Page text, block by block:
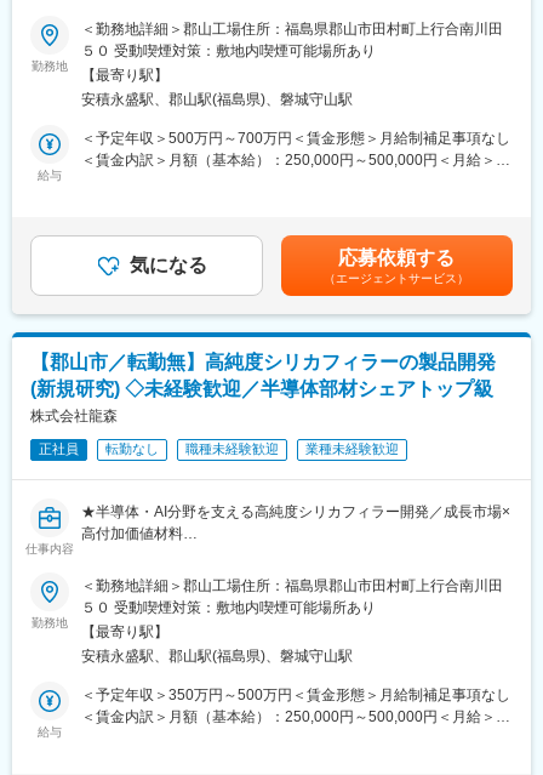
実力を正当に評価する風土があり、積極的な取り組みがキャリア
アップに直結します。入社3年で所長に昇格した実績もあります。
■ワークライフバランスを大切にする文化
を提供しています。さらに、家族手当や退職金制度など、充実し
た福利厚生を整え、社員が安心して長期的なキャリアを築けるよ
・日本のパイプハウス専業メーカーのパイオニアとして、農業の
大規模化に貢献してきました。今後も先進の営農サービスを開発
し、国内外で農業の発展を支えていきます。
・5,000億円規模のビジネス展開を目指し、この10年で売上を
1,000億円以上伸ばした実績があります。
・全国628カ所の営業所で5,606名の社員が活躍中。地域に根差し
たネットワークで、地域に最適な営業戦略を展開しています。
★転勤なし・年休126日・残業ほぼなし
■募集背景
当社では、半導体や電子機器向けに使用される高純度シリカフィ
ラーの開発を行っています。近年は半導体の高性能化や用途拡大
に伴い、お客様から求められる性能や品質も多様化しており、組
織増強のため増員募集いたします。
携わり、商品の設計、試作、及び顧客への提案を行います。当社
で扱っている粉体を始めとした各材料を要望に合わせて調合し製
造のレシピを作るようなイメージです。
・顧客ニーズに基づく製品企画・設計
・既存製品の品質改善・性能向上に向けた開発
・各種原料を組み合わせた配合設計（レシピ作成）
・試作品の評価・分析・性能検証
・評価結果をもとにした改良検討
■顧客：
主に大手総合化学メーカー様等
量よりも質を重視し、顧客の細かな要望にもお応えできる点で評
価いただき引き合いも多いです。※新規開発に向けた評価・改善点
す。
■配属部署
・設計開発部は設計・評価チーム、試作チーム分かれており、本
の現場研修があります。また仕事に関連する各種セミナーへの参
加も可能です。
勤務地
＜勤務地詳細＞郡山工場住所：福島県郡山市田村町上行合南川田
５０ 受動喫煙対策：敷地内喫煙可能場所あり
【最寄り駅】
安積永盛駅、郡山駅(福島県)、磐城守山駅
給与
＜予定年収＞500万円～700万円＜賃金形態＞月給制補足事項なし
＜賃金内訳＞月額（基本給）：250,000円～500,000円＜月給＞
カ月×2回)■年収例：・600万円（32歳、経験10年）賃金はあくま
でも目安の金額であり、選考を通じて上下する可能性がありま
す。月給(月額)は固定手当を含めた表記です。
気になる 応募依頼する
（エージェントサービス）
【郡山市／転勤無】高純度シリカフィラーの製品開発
(新規研究) ◇未経験歓迎／半導体部材シェアトップ級
株式会社龍森
正社員 転勤なし 職種未経験歓迎 業種未経験歓迎
仕事内容
★半導体・AI分野を支える高純度シリカフィラー開発／成長市場×
高付加価値材料
★転勤なし・年休126日・残業ほぼなし
■募集背景
当社では、半導体や電子機器向けに使用される高純度シリカフィ
ラーの開発を行っています。近年は半導体の高性能化や用途拡大
に伴い、お客様から求められる性能や品質も多様化しており、組
織増強のため増員募集いたします。
勤務地
＜勤務地詳細＞郡山工場住所：福島県郡山市田村町上行合南川田
５０ 受動喫煙対策：敷地内喫煙可能場所あり
【最寄り駅】
安積永盛駅、郡山駅(福島県)、磐城守山駅
給与
＜予定年収＞350万円～500万円＜賃金形態＞月給制補足事項なし
＜賃金内訳＞月額（基本給）：250,000円～500,000円＜月給＞